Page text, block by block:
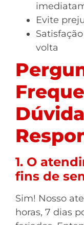
Evite
volta
1. O
fins de
Sim! Nosso
horas, 7 dias